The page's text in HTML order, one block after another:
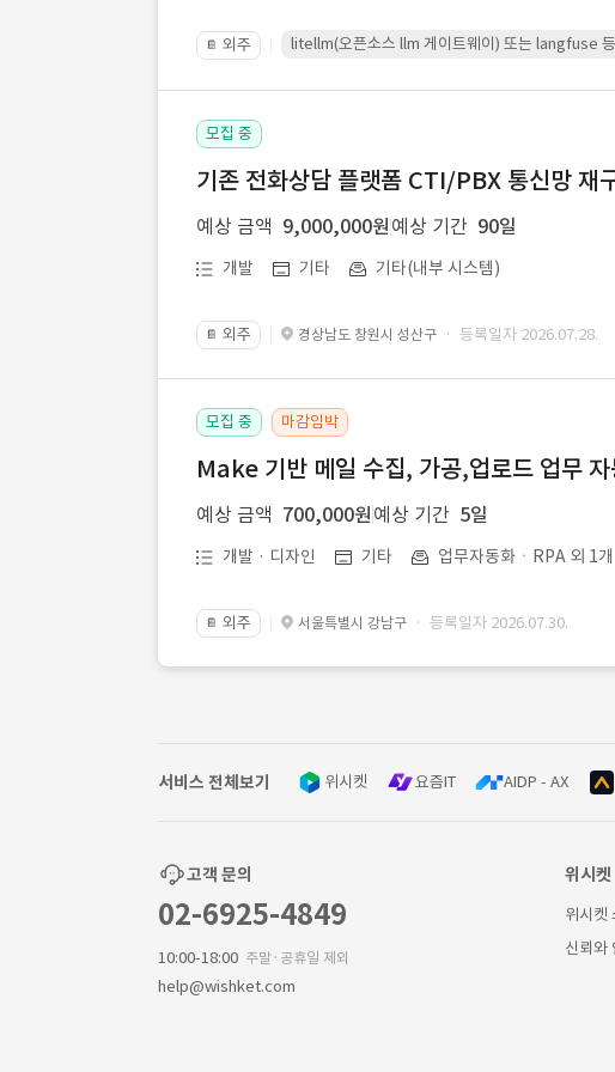
📔 외주 litellm(오픈소스 llm 게이트웨이) 또는 langfuse
모집 중
기존 전화상담 플랫폼 CTI/PBX 통신망 재
예상 금액 9,000,000원 예상 기간 90일
개발 기타 기타(내부 시스템)
📔 외주 경상남도 창원시 성산구 · 등록일자 2026.07.28.
모집 중 마감임박
Make 기반 메일 수집, 가공,업로드 업무
예상 금액 700,000원 예상 기간 5일
개발 · 디자인 기타 업무자동화ㆍRPA 외 1개
📔 외주 서울특별시 강남구 · 등록일자 2026.07.30.
서비스 전체보기 위시켓 요즘IT AIDP - AX
고객 문의
02-6925-4849
10:00-18:00 주말·공휴일 제외
help@wishket.com
위시켓
위시켓
신뢰와